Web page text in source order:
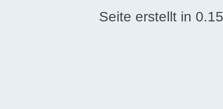
Seite erstellt in